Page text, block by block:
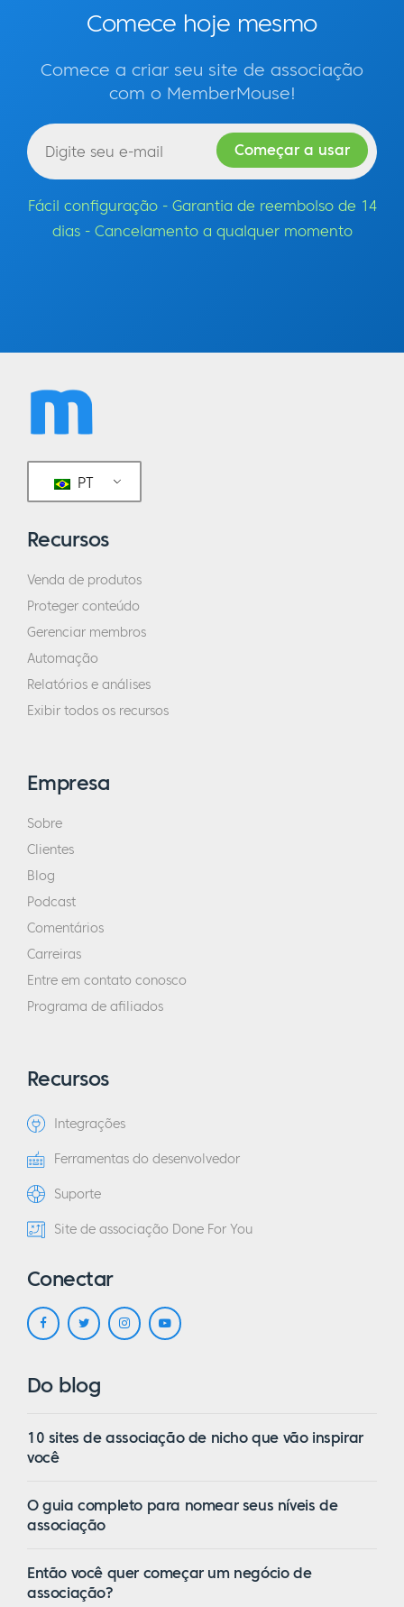
Comece hoje mesmo
Comece a criar seu site de associação
com o MemberMouse!
Fácil configuração - Garantia de reembolso de 14
dias - Cancelamento a qualquer momento
PT
Recursos
Venda de produtos
Proteger conteúdo
Gerenciar membros
Automação
Relatórios e análises
Exibir todos os recursos
Empresa
Sobre
Clientes
Blog
Podcast
Comentários
Carreiras
Entre em contato conosco
Programa de afiliados
Recursos
Integrações
Ferramentas do desenvolvedor
Suporte
Site de associação Done For You
Conectar
Do blog
10 sites de associação de nicho que vão inspirar
você
O guia completo para nomear seus níveis de
associação
Então você quer começar um negócio de
associação?